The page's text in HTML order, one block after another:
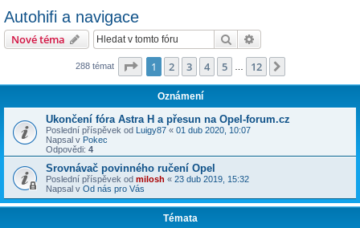
Autohifi a navigace
Nové téma Hledat
288 témat Stránka z 12
1 2 3 4 5 12
Oznámení
Ukončení fóra Astra H a přesun na Opel-forum.cz
Poslední příspěvek od Luigy87 « 01 dub 2020, 10:07
Napsal v Pokec
Odpovědi: 4
Srovnávač povinného ručení Opel
Poslední příspěvek od milosh « 23 dub 2019, 15:32
Napsal v Od nás pro Vás
Témata